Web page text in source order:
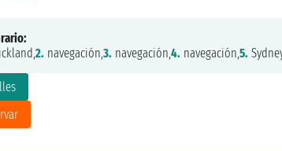
2. navegación,3. navegación,4. navegación,5.